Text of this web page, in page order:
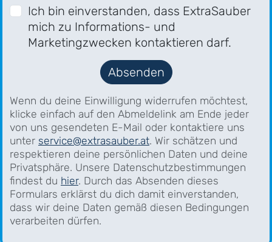
Ich bin einverstanden, dass ExtraSauber
mich zu Informations- und
Marketingzwecken kontaktieren darf.
Absenden
Wenn du deine Einwilligung widerrufen möchtest,
klicke einfach auf den Abmeldelink am Ende jeder
von uns gesendeten E-Mail oder kontaktiere uns
unter service@extrasauber.at. Wir schätzen und
respektieren deine persönlichen Daten und deine
Privatsphäre. Unsere Datenschutzbestimmungen
findest du hier. Durch das Absenden dieses
Formulars erklärst du dich damit einverstanden,
dass wir deine Daten gemäß diesen Bedingungen
verarbeiten dürfen.